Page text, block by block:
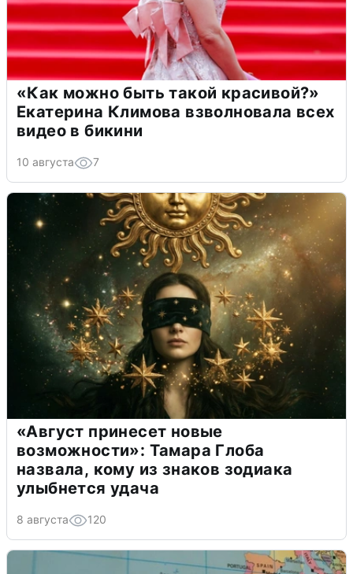
«Как можно быть такой красивой?»
Екатерина Климова взволновала всех
видео в бикини
10 августа 7
«Август принесет новые
возможности»: Тамара Глоба
назвала, кому из знаков зодиака
улыбнется удача
8 августа 120